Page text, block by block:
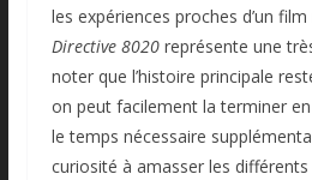
les expériences proches d’un
Directive 8020représente une
noter que l’histoire principale
on peut facilement la terminer
le temps nécessaire
curiosité à amasser les